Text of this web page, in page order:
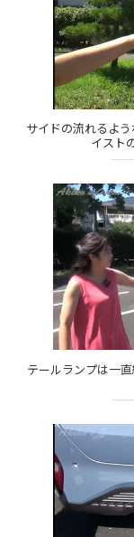
サイドの流れるよ
イスト
テールランプは一